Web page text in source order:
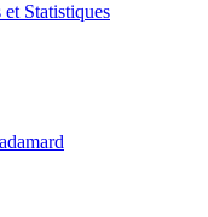
Statistiques